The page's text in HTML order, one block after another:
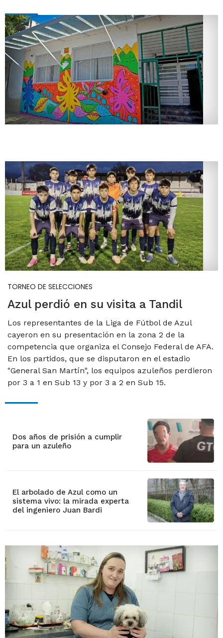
TORNEO DE SELECCIONES
Azul perdió en su visita a Tandil
Los representantes de la Liga de Fútbol de Azul
cayeron en su presentación en la zona 2 de la
competencia que organiza el Consejo Federal de AFA.
En los partidos, que se disputaron en el estadio
"General San Martín", los equipos azuleños perdieron
por 3 a 1 en Sub 13 y por 3 a 2 en Sub 15.
Dos años de prisión a cumplir
para un azuleño
El arbolado de Azul como un
sistema vivo: la mirada experta
del ingeniero Juan Bardi